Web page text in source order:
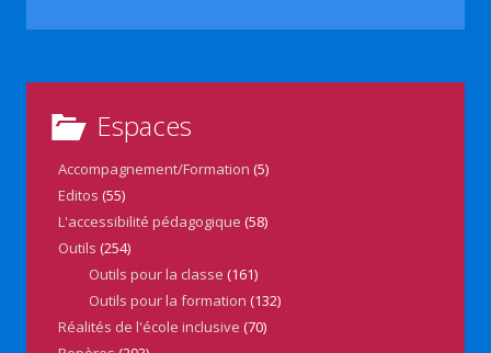
Espaces
Accompagnement/Formation (5)
Editos (55)
L'accessibilité pédagogique (58)
Outils (254)
Outils pour la classe (161)
Outils pour la formation (132)
Réalités de l'école inclusive (70)